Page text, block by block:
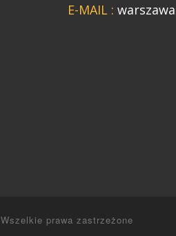
E-MAIL :
Wszelkie prawa zastrzeżone